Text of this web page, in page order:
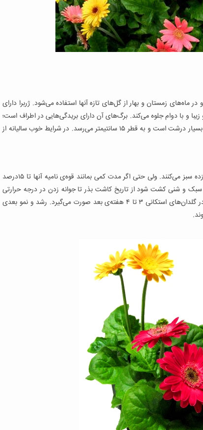
ماه‌های زمستان و بهار از گل‌های تازه آنها استفاده می‌شود. ژربرا دارای
و با دوام جلوه می‌کند. برگ‌های آن دارای بریدگی‌هایی در اطراف است؛
و طول برگ‌ها گاهی تا ۴۰ سانتی‌متر می‌رسد. در بعضی ارقام گل‌ها بسیار درشت است و به قطر ۱۵ سانتیمتر می‌رسد. در شرایط خوب سالیانه از
بذرها اگر بلافاصله بعد از برداشت کشت شوند، بسیار خوب جوانه زده سبز می‌کنند. ولی حتی اگر مدت کمی بمانند قوه‌ی نامیه آنها تا ۱۵درصد
و شنی کشت شود از تاریخ کاشت بذر تا جوانه زدن در درجه حرارتی
بالای ۱۶ درجه‌ی سانتیگراد، ۱۰ تا ۱۵ روز طول می‌کشد؛ و نشاکاری در گلدان‌های استکانی ۳ تا ۴ هفته‌ی بعد صورت می‌گیرد. رشد و نمو بعدی